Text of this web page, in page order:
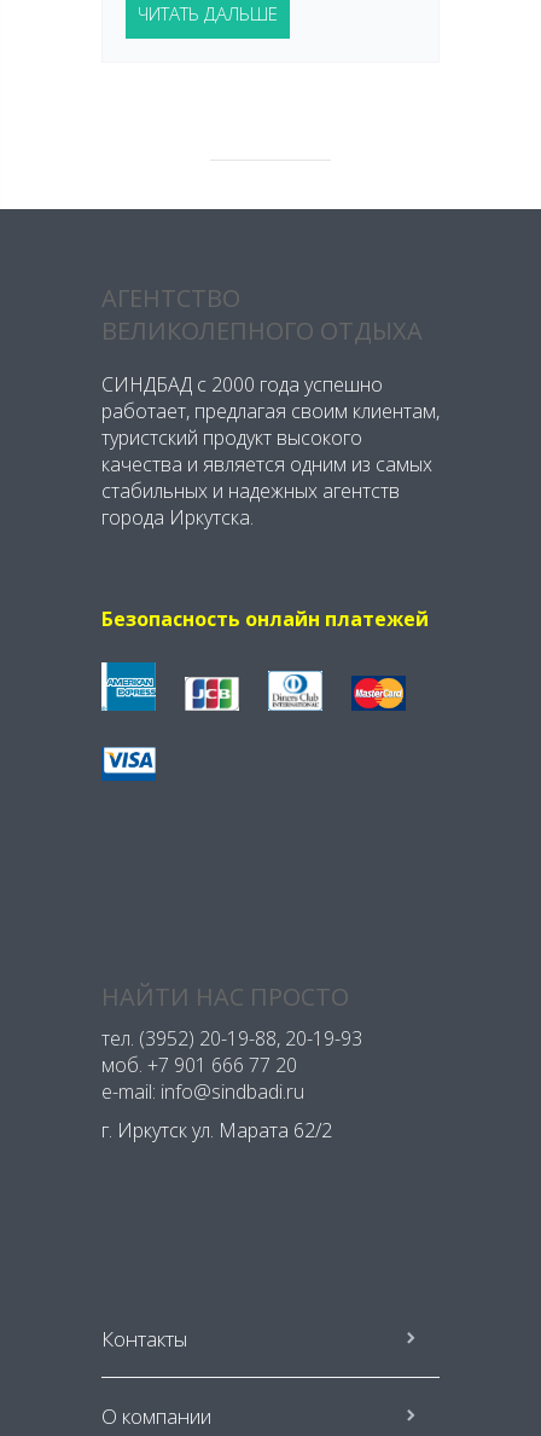
ЧИТАТЬ ДАЛЬШЕ
АГЕНТСТВО
ВЕЛИКОЛЕПНОГО ОТДЫХА
СИНДБАД с 2000 года успешно
работает, предлагая своим клиентам,
туристский продукт высокого
качества и является одним из самых
стабильных и надежных агентств
города Иркутска.
Безопасность онлайн платежей
НАЙТИ НАС ПРОСТО
тел. (3952) 20-19-88, 20-19-93
моб. +7 901 666 77 20
e-mail: info@sindbadi.ru
г. Иркутск ул. Марата 62/2
Контакты
О компании